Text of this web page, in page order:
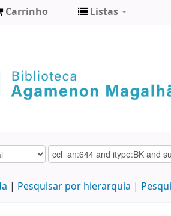
Carrinho Listas
Pesquisar por hierarquia